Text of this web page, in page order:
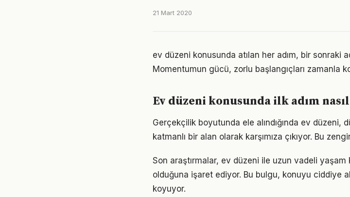
21 Mart 2020
ev düzeni konusunda atılan her adım, bir sonraki
Momentumun gücü, zorlu başlangıçları zamanla
Ev düzeni konusunda ilk adım nasıl
Gerçekçilik boyutunda ele alındığında ev düzeni,
katmanlı bir alan olarak karşımıza çıkıyor. Bu
Son araştırmalar, ev düzeni ile uzun vadeli
olduğuna işaret ediyor. Bu bulgu, konuyu ciddiye
koyuyor.